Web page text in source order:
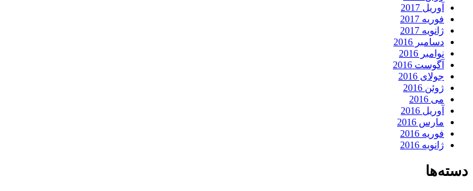
آوریل 2017
فوریه 2017
ژانویه 2017
دسامبر 2016
نوامبر 2016
آگوست 2016
جولای 2016
ژوئن 2016
می 2016
آوریل 2016
مارس 2016
فوریه 2016
ژانویه 2016
دسته‌ها